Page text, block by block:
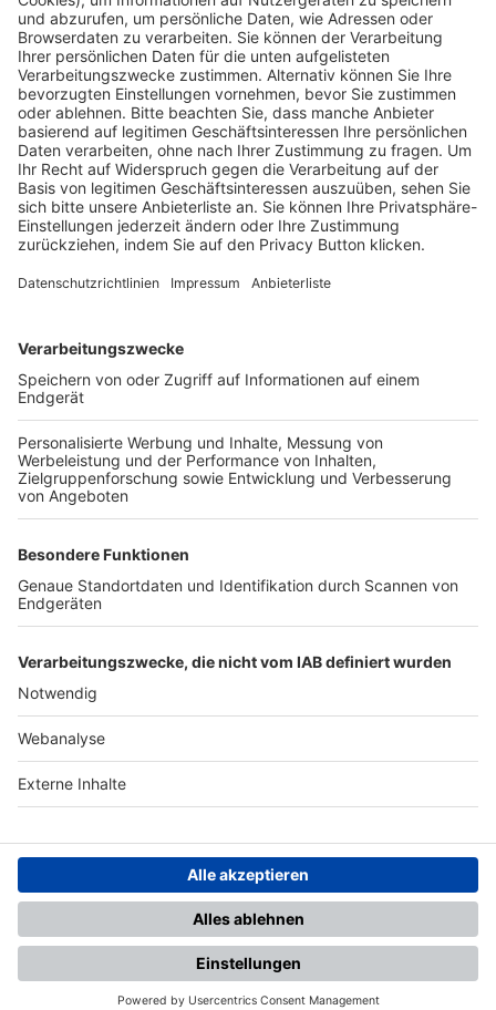
Pässe und Vereinswechsel
Trainerausbildung
Schulungsangebot Vereinsmitarbeiter
BFV-Geschäftsstellen
Trainerbörse
Login SpielPlus
FOLGE DEM BFV
TOP-VEREINE
TOP-PARTNER
SFV DFB
Nutzungsbedingungen Datenschutz Impressum
Ihr Gerät wird möglicherweise
nicht vollständig unterstützt.
Für die beste Nutzung empfehlen
wir ein kompatibles Gerät oder
einen aktuellen Browser.